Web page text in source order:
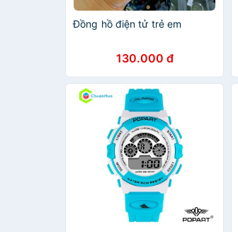
Đồng hồ điện tử trẻ em
130.000 đ